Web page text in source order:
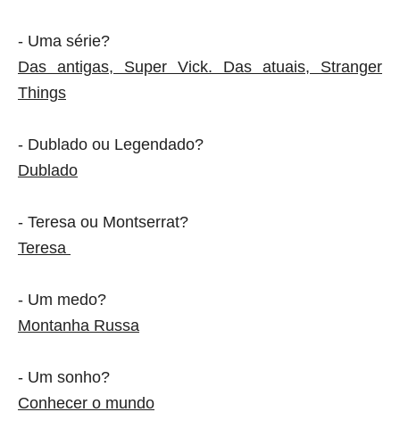
- Uma série?
Das antigas, Super Vick. Das atuais, Stranger
Things
- Dublado ou Legendado?
Dublado
- Teresa ou Montserrat?
Teresa
- Um medo?
Montanha Russa
- Um sonho?
Conhecer o mundo